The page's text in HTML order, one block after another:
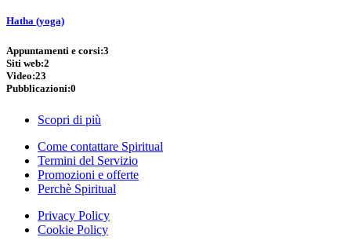
Hatha (yoga)
Appuntamenti e corsi:3
Siti web:2
Video:23
Pubblicazioni:0
Scopri di più
Come contattare Spiritual
Termini del Servizio
Promozioni e offerte
Perchè Spiritual
Privacy Policy
Cookie Policy